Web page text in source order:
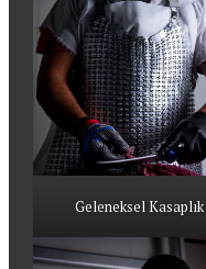
Geleneksel Kasaplık